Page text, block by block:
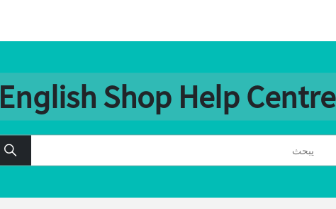
English Shop Help Centre